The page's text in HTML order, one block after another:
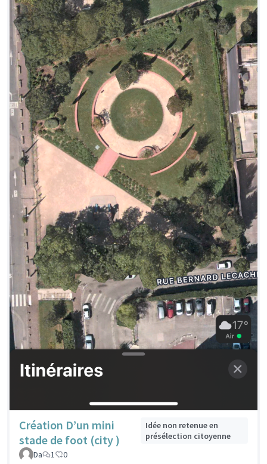
Création D’un mini
stade de foot (city )
Idée non retenue en
présélection citoyenne
Da
1 0